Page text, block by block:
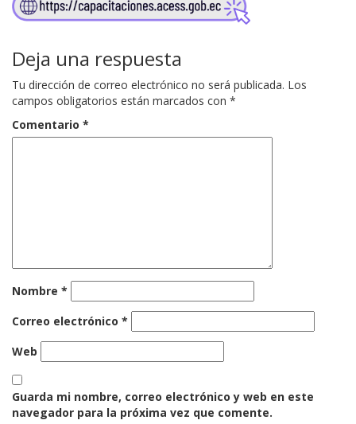
Deja una respuesta
Tu dirección de correo electrónico no será publicada. Los
campos obligatorios están marcados con *
Comentario *
Nombre *
Correo electrónico *
Web
Guarda mi nombre, correo electrónico y web en este
navegador para la próxima vez que comente.